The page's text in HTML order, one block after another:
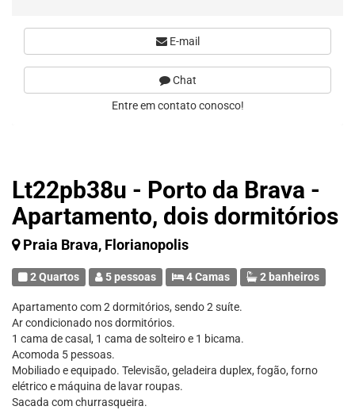
Lt22pb38u - Porto da Brava -
Apartamento, dois dormitórios
Praia Brava, Florianopolis
2 Quartos 5 pessoas 4 Camas 2 banheiros
Apartamento com 2 dormitórios, sendo 2 suíte.
Ar condicionado nos dormitórios.
1 cama de casal, 1 cama de solteiro e 1 bicama.
Acomoda 5 pessoas.
Mobiliado e equipado. Televisão, geladeira duplex, fogão, forno
elétrico e máquina de lavar roupas.
Sacada com churrasqueira.
E-mail
Chat
Entre em contato conosco!